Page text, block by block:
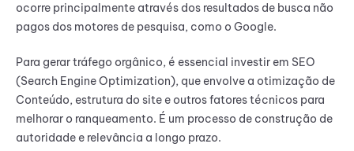
ocorre principalmente através dos resultados de busca não
pagos dos motores de pesquisa, como o Google.
Para gerar tráfego orgânico, é essencial investir em SEO
(Search Engine Optimization), que envolve a otimização de
Conteúdo, estrutura do site e outros fatores técnicos para
melhorar o ranqueamento. É um processo de construção de
autoridade e relevância a longo prazo.